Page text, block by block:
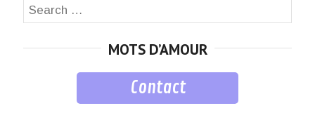
Search
MOTS D’AMOUR
Contact